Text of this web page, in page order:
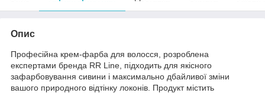
Опис
Професійна крем-фарба для волосся, розроблена
експертами бренда RR Line, підходить для якісного
зафарбовування сивини і максимально дбайливої зміни
вашого природного відтінку локонів. Продукт містить